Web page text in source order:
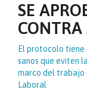
SE
CONTRA
El protocolo
sanos que eviten
marco del trabajo
Laboral